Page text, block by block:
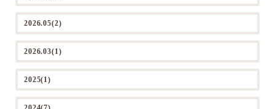
2026.05(2)
2026.03(1)
2025(1)